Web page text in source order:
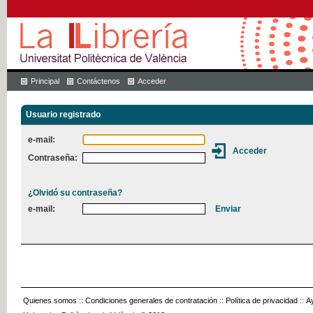
Principal Contáctenos Acceder
Usuario registrado
e-mail:
Contraseña:
¿Olvidó su contraseña?
e-mail:
Quienes somos :: Condiciones generales de contratación :: Política de privacidad ::